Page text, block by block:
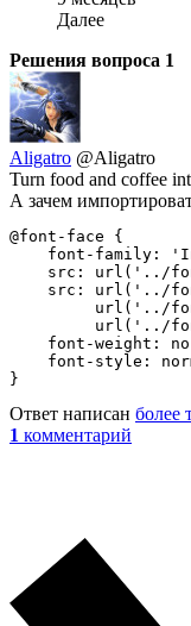
Далее
Решения вопроса 1
Aligatro @Aligatro
Turn food and coffee
А зачем
@font-face {
font-family:
src: url('../
src: url('../
url('../
url('../
font-weight:
font-style:
}
Ответ написан более
1 комментарий